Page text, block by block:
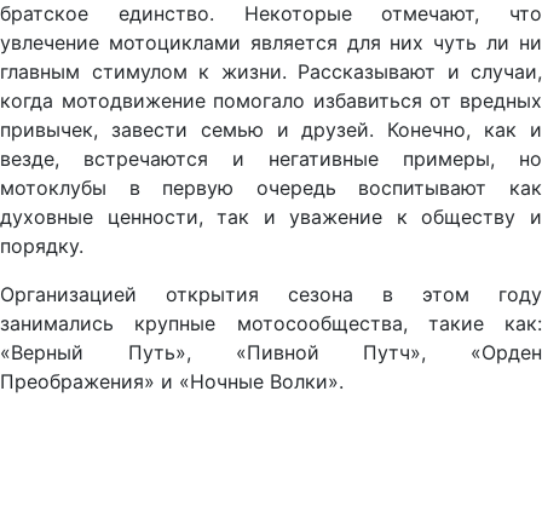
братское единство. Некоторые отмечают, что
увлечение мотоциклами является для них чуть ли ни
главным стимулом к жизни. Рассказывают и случаи,
когда мотодвижение помогало избавиться от вредных
привычек, завести семью и друзей. Конечно, как и
везде, встречаются и негативные примеры, но
мотоклубы в первую очередь воспитывают как
духовные ценности, так и уважение к обществу и
порядку.
Организацией открытия сезона в этом году
занимались крупные мотосообщества, такие как:
«Верный Путь», «Пивной Путч», «Орден
Преображения» и «Ночные Волки».